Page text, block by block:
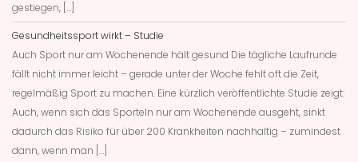
gestiegen, […]
Gesundheitssport wirkt – Studie
Auch Sport nur am Wochenende hält gesund Die tägliche Laufrunde
fällt nicht immer leicht – gerade unter der Woche fehlt oft die Zeit,
regelmäßig Sport zu machen. Eine kürzlich veröffentlichte Studie zeigt:
Auch, wenn sich das Sporteln nur am Wochenende ausgeht, sinkt
dadurch das Risiko für über 200 Krankheiten nachhaltig – zumindest
dann, wenn man […]